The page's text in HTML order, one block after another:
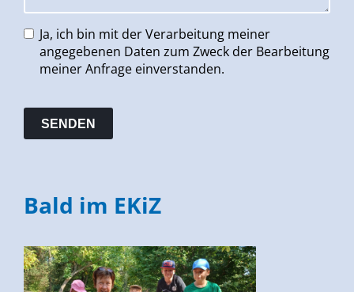
Ja, ich bin mit der Verarbeitung meiner
angegebenen Daten zum Zweck der Bearbeitung
meiner Anfrage einverstanden.
Bald im EKiZ